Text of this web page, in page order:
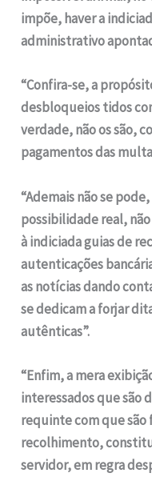
impõe, haver a
administrativo
“Confira-se, a
desbloqueios tidos
verdade, não os são,
pagamentos das
“Ademais não se
possibilidade real,
à indiciada guias de
autenticações
as notícias dando
se dedicam a forjar
autênticas”.
“Enfim, a mera
interessados que são
requinte com que são
recolhimento,
servidor, em regra